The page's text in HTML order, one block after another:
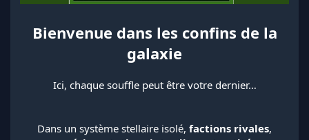
Bienvenue dans les confins de la
galaxie
Ici, chaque souffle peut être votre dernier…
Dans un système stellaire isolé, factions rivales,